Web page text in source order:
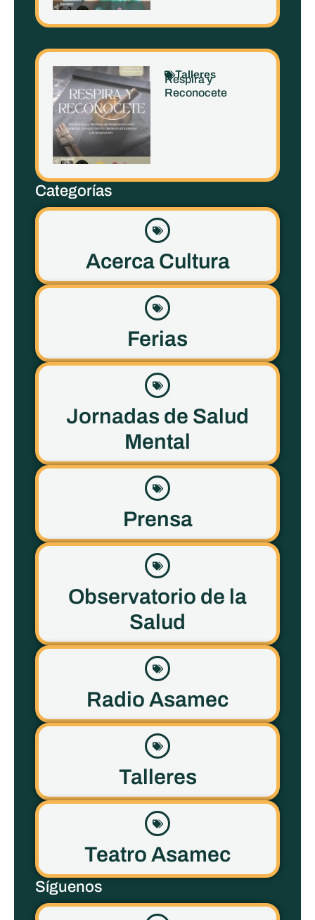
Talleres
Respira y
Reconocete
Categorías
Acerca Cultura
Ferias
Jornadas de Salud
Mental
Prensa
Observatorio de la
Salud
Radio Asamec
Talleres
Teatro Asamec
Síguenos